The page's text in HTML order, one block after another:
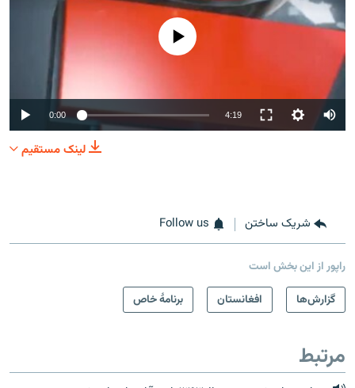
No media source currently available
0:00 4:19
لینک مستقیم
شریک ساختن Follow us
راپور از این بخش است
گزارش‌ها
افغانستان برنامۀ خاص
مرتبط